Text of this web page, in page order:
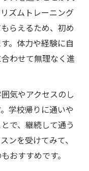
ンで初心者が成
ダンスレッス
ダンスレッスン
で安心できる理
レッスンの魅力
ズムトレーニング
らえるため、初め
。体力や経験に自
わせて無理なく進
気やアクセスのし
学校帰りに通いや
で、継続して通う
ンを受けてみて、
おすすめです。